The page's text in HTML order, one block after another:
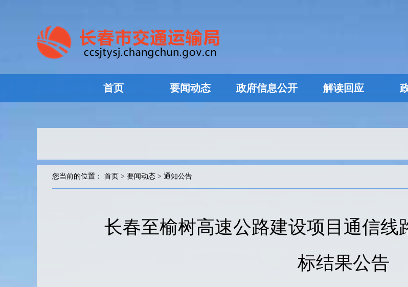
首页 要闻动态 政府信息公开 解读回应
您当前的位置： 首页 > 要闻动态 > 通知公告
长春至榆树高速公路建设项目通信线
标结果公告